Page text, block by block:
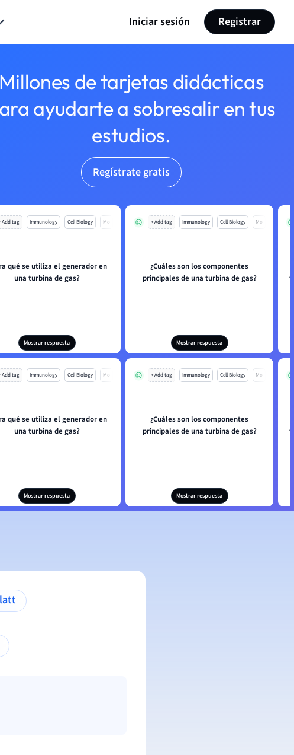
Iniciar sesión Registrar
Millones de tarjetas didácticas
ayudarte a sobresalir en tus
estudios.
Regístrate gratis
Add tag Immunology Cell Biology Mo
qué se utiliza el generador en
una turbina de gas?
Mostrar respuesta
+ Add tag Immunology Cell Biology Mo
¿Cuáles son los componentes
principales de una turbina de gas?
Mostrar respuesta
Add tag Immunology Cell Biology Mo
qué se utiliza el generador en
una turbina de gas?
Mostrar respuesta
+ Add tag Immunology Cell Biology Mo
¿Cuáles son los componentes
principales de una turbina de gas?
Mostrar respuesta